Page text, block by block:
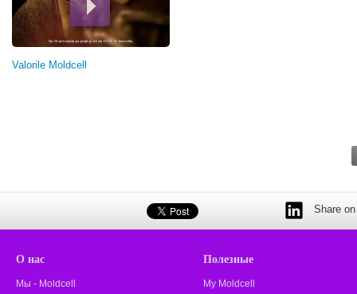
Valorile Moldcell
Share
О нас
Мы - Moldcell
Полезные
My Moldcell